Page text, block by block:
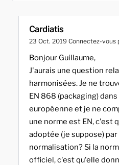
Cardiatis
23 Oct. 2019 Connectez-vous
Bonjour Guillaume,
J'aurais une question
harmonisées. Je ne
EN 868 (packaging)
européenne et je ne
une norme est EN, c'est
adoptée (je suppose)
normalisation? Si la
officiel, c'est qu'elle